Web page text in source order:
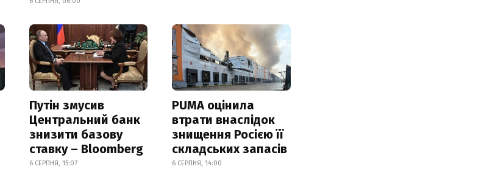
Путін змусив
Центральний банк
знизити базову
ставку – Bloomberg
6 СЕРПНЯ, 15:07
PUMA оцінила
втрати внаслідок
знищення Росією її
складських запасів
6 СЕРПНЯ, 14:00